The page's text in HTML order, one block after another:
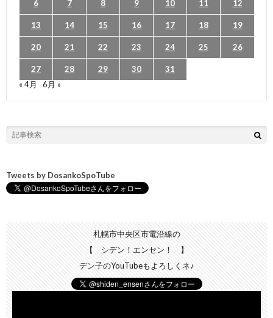
6 7 8 9 10 11 12
13 14 15 16 17 18 19
20 21 22 23 24 25 26
27 28 29 30
31
« 4月
6月 »
Tweets by DosankoSpoTube
札幌市中央区市電沿線の
【 シデン！エンセン！ 】
デン子のYouTubeもよろしくネ♪